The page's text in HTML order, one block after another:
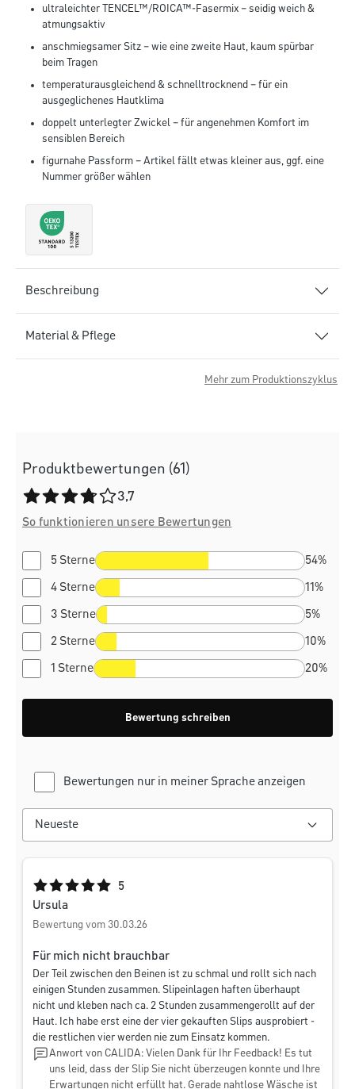
ultraleichter TENCEL™/ROICA™-Fasermix – seidig weich &
atmungsaktiv
anschmiegsamer Sitz – wie eine zweite Haut, kaum spürbar
beim Tragen
temperaturausgleichend & schnelltrocknend – für ein
ausgeglichenes Hautklima
doppelt unterlegter Zwickel – für angenehmen Komfort im
sensiblen Bereich
figurnahe Passform – Artikel fällt etwas kleiner aus, ggf. eine
Nummer größer wählen
Beschreibung
Material & Pflege
Mehr zum Produktionszyklus
Produktbewertungen (61)
Durchschnittliche Bewertung von 3.7 von 5 Sternen
3,7
So funktionieren unsere Bewertungen
5 Sterne 54%
4 Sterne 11%
3 Sterne 5%
2 Sterne 10%
1 Sterne 20%
Bewertung schreiben
Bewertungen nur in meiner Sprache anzeigen
Durchschnittliche Bewertung von 5 von 5 Sternen
5
Ursula
Bewertung vom 30.03.26
Für mich nicht brauchbar
Der Teil zwischen den Beinen ist zu schmal und rollt sich nach
einigen Stunden zusammen. Slipeinlagen haften überhaupt
nicht und kleben nach ca. 2 Stunden zusammengerollt auf der
Haut. Ich habe erst eine der vier gekauften Slips ausprobiert -
die restlichen vier werden nie zum Einsatz kommen.
Anwort von CALIDA: Vielen Dank für Ihr Feedback! Es tut
uns leid, dass der Slip Sie nicht überzeugen konnte und Ihre
Erwartungen nicht erfüllt hat. Gerade nahtlose Wäsche ist